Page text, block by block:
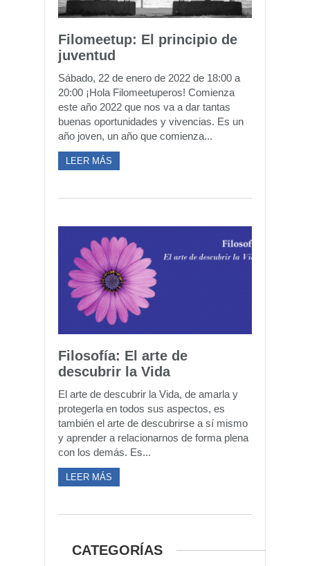
Filomeetup: El principio de
juventud
Sábado, 22 de enero de 2022 de 18:00 a
20:00 ¡Hola Filomeetuperos! Comienza
este año 2022 que nos va a dar tantas
buenas oportunidades y vivencias. Es un
año joven, un año que comienza...
LEER MÁS
Filosofía: El arte de
descubrir la Vida
El arte de descubrir la Vida, de amarla y
protegerla en todos sus aspectos, es
también el arte de descubrirse a sí mismo
y aprender a relacionarnos de forma plena
con los demás. Es...
LEER MÁS
CATEGORÍAS